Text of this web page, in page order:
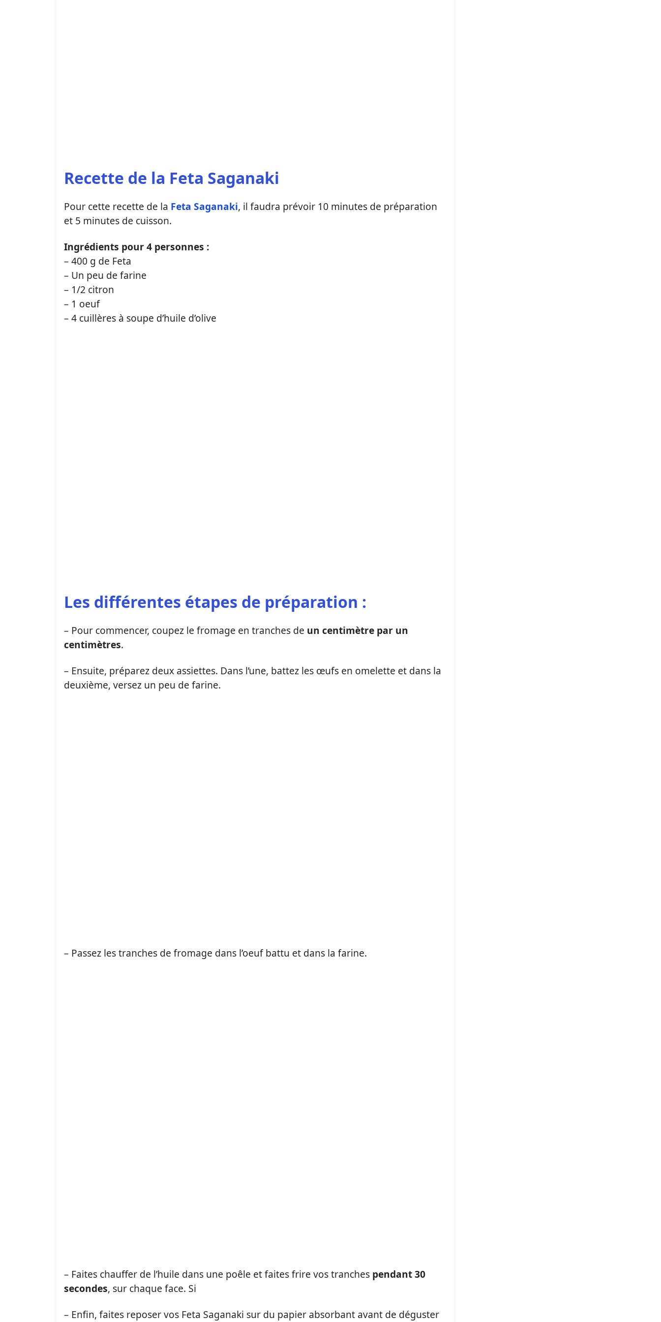
Recette de la Feta Saganaki
Pour cette recette de la Feta Saganaki, il faudra prévoir 10 minutes de préparation
et 5 minutes de cuisson.
Ingrédients pour 4 personnes :
– 400 g de Feta
– Un peu de farine
– 1/2 citron
– 1 oeuf
– 4 cuillères à soupe d’huile d’olive
Les différentes étapes de préparation :
– Pour commencer, coupez le fromage en tranches de un centimètre par un
centimètres.
– Ensuite, préparez deux assiettes. Dans l’une, battez les œufs en omelette et dans la
deuxième, versez un peu de farine.
– Passez les tranches de fromage dans l’oeuf battu et dans la farine.
– Faites chauffer de l’huile dans une poêle et faites frire vos tranches pendant 30
secondes, sur chaque face. Si
– Enfin, faites reposer vos Feta Saganaki sur du papier absorbant avant de déguster